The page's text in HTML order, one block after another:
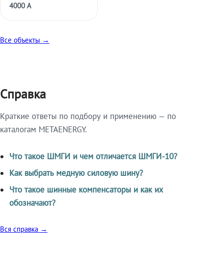
4000 А
Все объекты →
Справка
Краткие ответы по подбору и применению — по
каталогам METAENERGY.
Что такое ШМГИ и чем отличается ШМГИ-10?
Как выбрать медную силовую шину?
Что такое шинные компенсаторы и как их
обозначают?
Вся справка →